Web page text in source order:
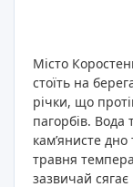
Місто
стоїть на
річки, що
пагорбів. Вода
кам’янисте
травня
зазвичай сягає